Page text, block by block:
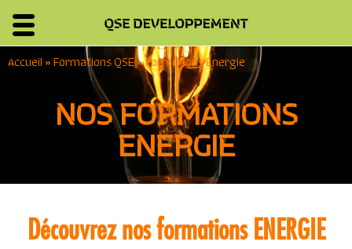
Accueil » Formations QSE»Formations Energie
NOS FORMATIONS
ENERGIE
Découvrez nos formations ENERGIE